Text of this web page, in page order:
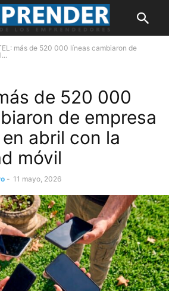
más de 520 000 líneas cambiaron de
de 520 000
de empresa
abril con la
móvil
- 11 mayo, 2026